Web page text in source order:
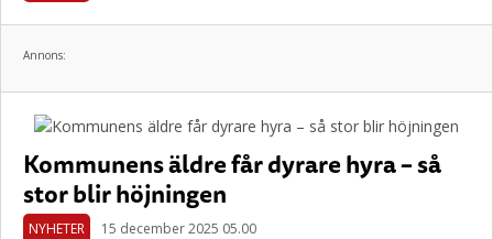
Annons:
Kommunens äldre får dyrare hyra – så
stor blir höjningen
NYHETER 15 december 2025 05.00